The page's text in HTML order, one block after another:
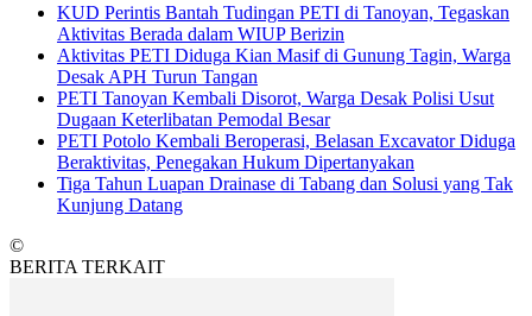
KUD Perintis Bantah Tudingan PETI di Tanoyan, Tegaskan
Aktivitas Berada dalam WIUP Berizin
Aktivitas PETI Diduga Kian Masif di Gunung Tagin, Warga
Desak APH Turun Tangan
PETI Tanoyan Kembali Disorot, Warga Desak Polisi Usut
Dugaan Keterlibatan Pemodal Besar
PETI Potolo Kembali Beroperasi, Belasan Excavator Diduga
Beraktivitas, Penegakan Hukum Dipertanyakan
Tiga Tahun Luapan Drainase di Tabang dan Solusi yang Tak
Kunjung Datang
©
BERITA TERKAIT